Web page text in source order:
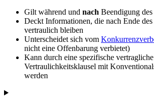
Gilt während und nach Beendigung
Deckt Informationen, die nach Ende
vertraulich bleiben
Unterscheidet sich vom
nicht eine Offenbarung verbietet)
Kann durch eine spezifische vertragliche
Vertraulichkeitsklausel mit
werden